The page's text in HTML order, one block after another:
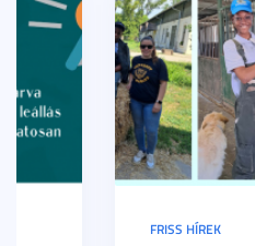
FRISS HÍREK